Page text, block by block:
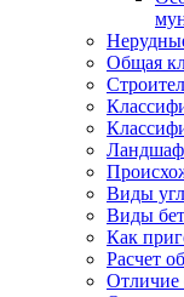
Общая
Виды
Виды
Как
Расчет
Отличие